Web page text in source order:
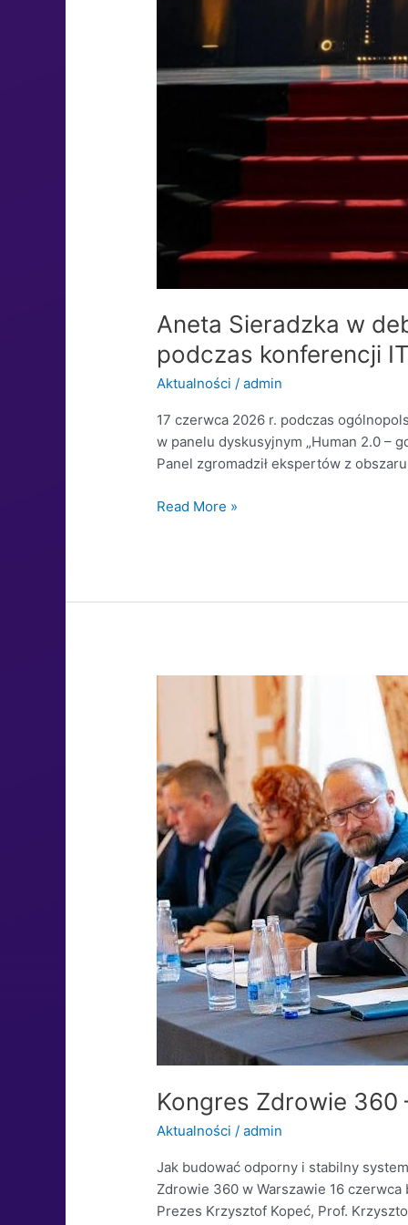
Aneta Sieradzka w
podczas konferencji
Aktualności /admin
17 czerwca 2026 r. podczas
w panelu dyskusyjnym „Human 2.0 –
Panel zgromadził ekspertów z
Read More »
Kongres Zdrowie
Aktualności /admin
Jak budować odporny i stabilny
Zdrowie 360 w Warszawie 16
Prezes Krzysztof Kopeć, Prof.
Kongres Zdrowie 360 –
Bezpieczeństwo w zdrowiu